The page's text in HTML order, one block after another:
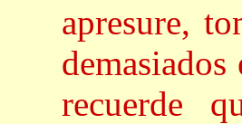
apresure,
recuerde